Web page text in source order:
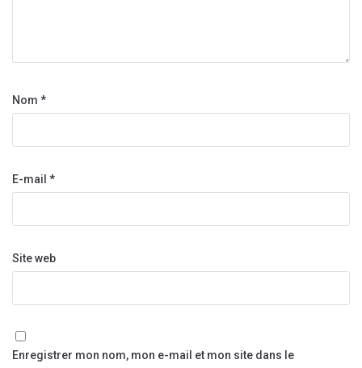
Nom *
E-mail *
Site web
Enregistrer mon nom, mon e-mail et mon site dans le